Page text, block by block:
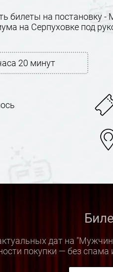
билеты на постановку -
на Серпуховке под
20 минут
дат на
покупки — без спама